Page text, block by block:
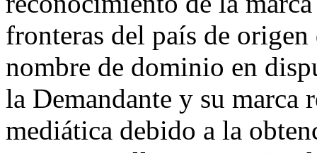
fronteras del país de
nombre de dominio en
la Demandante y su marca
mediática debido a la